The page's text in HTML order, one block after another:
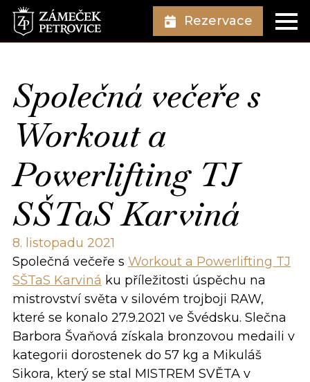
Rezervace
Společná večeře s
Workout a
Powerlifting TJ
SŠTaS Karviná
8. listopadu 2021
Společná večeře s Workout a Powerlifting TJ
SŠTaS Karviná ku příležitosti úspěchu na
mistrovství světa v silovém trojboji RAW,
které se konalo 27.9.2021 ve Švédsku. Slečna
Barbora Švaňová získala bronzovou medaili v
kategorii dorostenek do 57 kg a Mikuláš
Sikora, který se stal MISTREM SVĚTA v